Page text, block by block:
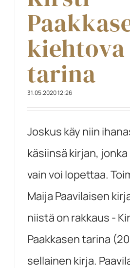
kiehtova
tarina
31.05.2020 12:26
Joskus käy niin
käsiinsä kirjan,
vain voi lopettaa.
Maija Paavilaisen
niistä on rakkaus -
Paakkasen tarina
sellainen kirja.